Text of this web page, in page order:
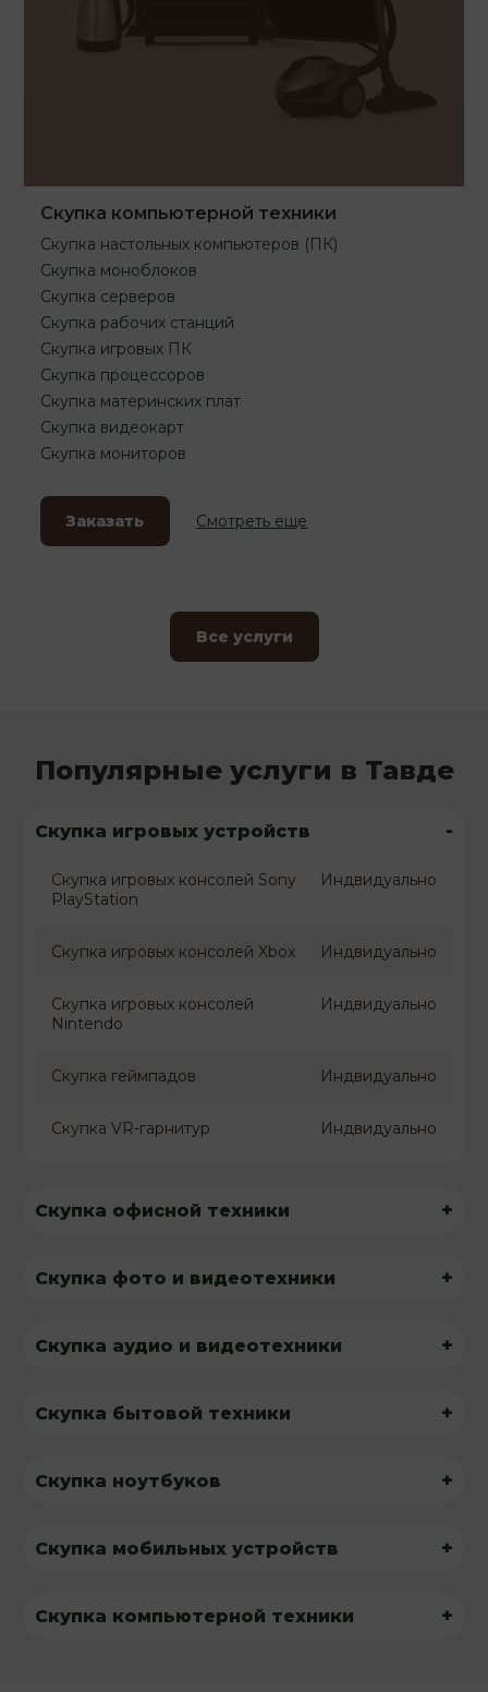
Скупка компьютерной техники
Скупка настольных компьютеров (ПК)
Скупка моноблоков
Скупка серверов
Скупка рабочих станций
Скупка игровых ПК
Скупка процессоров
Скупка материнских плат
Скупка видеокарт
Скупка мониторов
Заказать Смотреть еще
Все услуги
Популярные услуги в Тавде
Скупка игровых устройств -
Скупка игровых консолей Sony
PlayStation
Индвидуально
Скупка игровых консолей Xbox Индвидуально
Скупка игровых консолей
Nintendo
Индвидуально
Скупка геймпадов Индвидуально
Скупка VR-гарнитур Индвидуально
Скупка офисной техники +
Скупка фото и видеотехники +
Скупка аудио и видеотехники +
Скупка бытовой техники +
Скупка ноутбуков +
Скупка мобильных устройств +
Скупка компьютерной техники +